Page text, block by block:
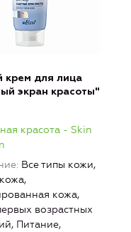
крем для лица
экран красоты"
красота - Skin
Все типы кожи,
кожа,
возрастных
Питание,